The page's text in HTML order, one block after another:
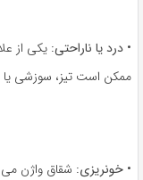
• درد یا ناراحتی: یکی از
ممکن است تیز، سوزشی یا
• خونریزی: شقاق واژن